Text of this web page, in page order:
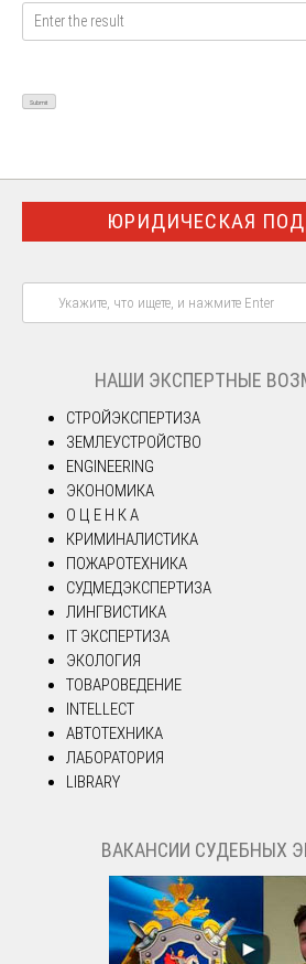
ЮРИДИЧЕСКАЯ
НАШИ ЭКСПЕРТНЫЕ
СТРОЙЭКСПЕРТИЗА
ЗЕМЛЕУСТРОЙСТВО
ENGINEERING
ЭКОНОМИКА
О Ц Е Н К А
КРИМИНАЛИСТИКА
ПОЖАРОТЕХНИКА
СУДМЕДЭКСПЕРТИЗА
ЛИНГВИСТИКА
IT ЭКСПЕРТИЗА
ЭКОЛОГИЯ
ТОВАРОВЕДЕНИЕ
INTELLECT
АВТОТЕХНИКА
ЛАБОРАТОРИЯ
LIBRARY
ВАКАНСИИ СУДЕБНЫХ